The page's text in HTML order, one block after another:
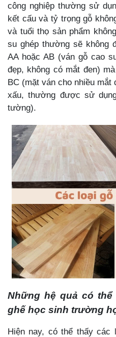
công nghiệp thường sử
kết cấu và tỷ trọng gỗ
và tuổi thọ sản phẩm
su ghép thường sẽ không
AA hoặc AB (ván gỗ cao
đẹp, không có mắt đen)
BC (mặt ván cho nhiều
xấu, thường được sử
tường).
Những hệ quả có
ghế học sinh trường
Hiện nay, có thể thấy các